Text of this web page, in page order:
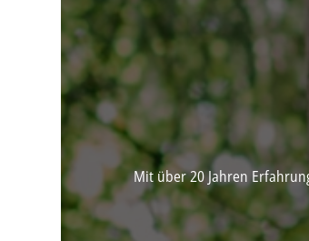
Mit über 20 Jahren